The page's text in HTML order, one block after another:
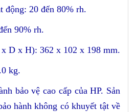
động: 20 đến 80% rh.
90% rh.
D x H): 362 x 102 x 198 mm.
kg.
bảo vệ cao cấp của HP. Sản
hành không có khuyết tật về